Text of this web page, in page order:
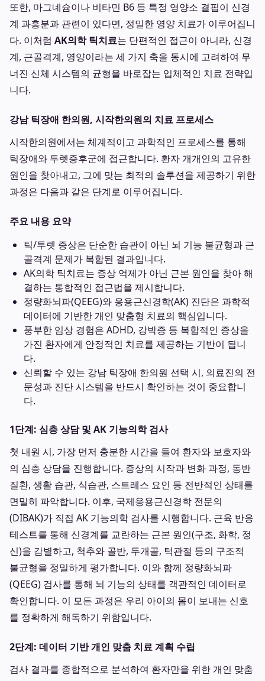
또한, 마그네슘이나 비타민 B6 등 특정 영양소 결핍이 신경
계 과흥분과 관련이 있다면, 정밀한 영양 치료가 이루어집니
다. 이처럼 AK의학 틱치료는 단편적인 접근이 아니라, 신경
계, 근골격계, 영양이라는 세 가지 축을 동시에 고려하여 무
너진 신체 시스템의 균형을 바로잡는 입체적인 치료 전략입
니다.
강남 틱장애 한의원, 시작한의원의 치료 프로세스
시작한의원에서는 체계적이고 과학적인 프로세스를 통해
틱장애와 투렛증후군에 접근합니다. 환자 개개인의 고유한
원인을 찾아내고, 그에 맞는 최적의 솔루션을 제공하기 위한
과정은 다음과 같은 단계로 이루어집니다.
주요 내용 요약
틱/투렛 증상은 단순한 습관이 아닌 뇌 기능 불균형과 근
골격계 문제가 복합된 결과입니다.
AK의학 틱치료는 증상 억제가 아닌 근본 원인을 찾아 해
결하는 통합적인 접근법을 제시합니다.
정량화뇌파(QEEG)와 응용근신경학(AK) 진단은 과학적
데이터에 기반한 개인 맞춤형 치료의 핵심입니다.
풍부한 임상 경험은 ADHD, 강박증 등 복합적인 증상을
가진 환자에게 안정적인 치료를 제공하는 기반이 됩니
다.
신뢰할 수 있는 강남 틱장애 한의원 선택 시, 의료진의 전
문성과 진단 시스템을 반드시 확인하는 것이 중요합니
다.
1단계: 심층 상담 및 AK 기능의학 검사
첫 내원 시, 가장 먼저 충분한 시간을 들여 환자와 보호자와
의 심층 상담을 진행합니다. 증상의 시작과 변화 과정, 동반
질환, 생활 습관, 식습관, 스트레스 요인 등 전반적인 상태를
면밀히 파악합니다. 이후, 국제응용근신경학 전문의
(DIBAK)가 직접 AK 기능의학 검사를 시행합니다. 근육 반응
테스트를 통해 신경계를 교란하는 근본 원인(구조, 화학, 정
신)을 감별하고, 척추와 골반, 두개골, 턱관절 등의 구조적
불균형을 정밀하게 평가합니다. 이와 함께 정량화뇌파
(QEEG) 검사를 통해 뇌 기능의 상태를 객관적인 데이터로
확인합니다. 이 모든 과정은 우리 아이의 몸이 보내는 신호
를 정확하게 해독하기 위함입니다.
2단계: 데이터 기반 개인 맞춤 치료 계획 수립
검사 결과를 종합적으로 분석하여 환자만을 위한 개인 맞춤